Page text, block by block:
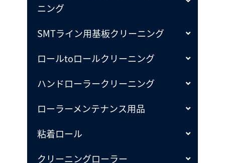
ニング
SMTライン用基板クリーニング
ロールtoロールクリーニング
ハンドローラークリーニング
ローラーメンテナンス用品
粘着ロール
クリーニングローラー